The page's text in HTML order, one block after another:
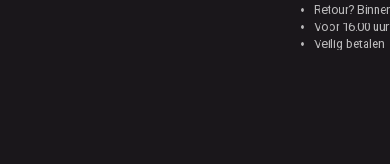
Retour?
Voor 16.00
Veilig betalen